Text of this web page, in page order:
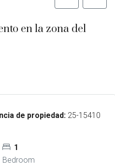
en la zona del
de propiedad: 25-15410
1
Bedroom